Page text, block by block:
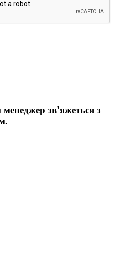
зв'яжеться з